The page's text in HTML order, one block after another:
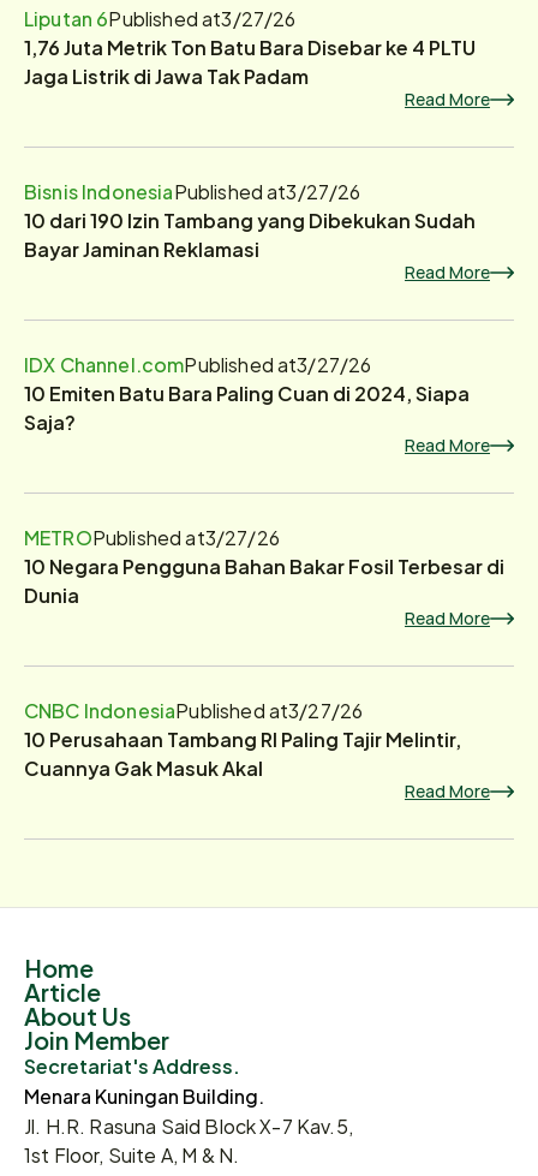
Liputan 6Published at3/27/26
1,76 Juta Metrik Ton Batu Bara Disebar ke 4 PLTU
Jaga Listrik di Jawa Tak Padam
Read More
Bisnis IndonesiaPublished at3/27/26
10 dari 190 Izin Tambang yang Dibekukan Sudah
Bayar Jaminan Reklamasi
Read More
IDX Channel.comPublished at3/27/26
10 Emiten Batu Bara Paling Cuan di 2024, Siapa
Saja?
Read More
METROPublished at3/27/26
10 Negara Pengguna Bahan Bakar Fosil Terbesar di
Dunia
Read More
CNBC IndonesiaPublished at3/27/26
10 Perusahaan Tambang RI Paling Tajir Melintir,
Cuannya Gak Masuk Akal
Read More
Home
Article
About Us
Join Member
Secretariat's Address.
Menara Kuningan Building.
Jl. H.R. Rasuna Said Block X-7 Kav.5,
1st Floor, Suite A, M & N.